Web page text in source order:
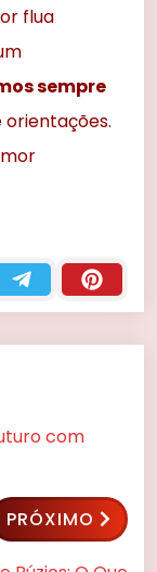
flua
sempre
com
PRÓXIMO